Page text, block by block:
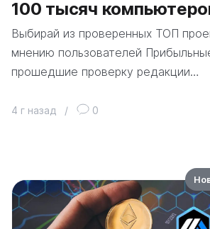
100 тысяч
Выбирай из проверенных ТОП
мнению пользователей
прошедшие проверку редакции…
4 г назад / 0